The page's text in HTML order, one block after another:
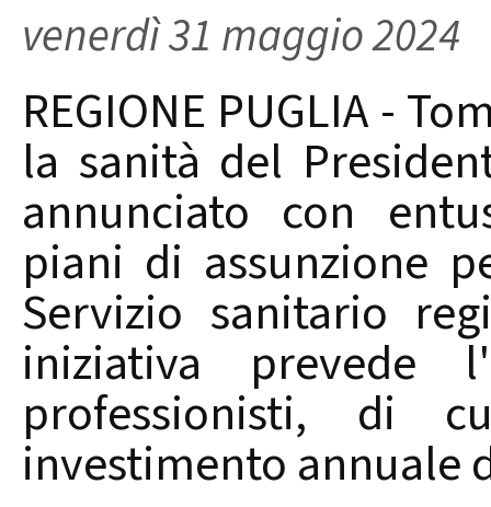
venerdì 31 maggio 2024
REGIONE PUGLIA -
la sanità del
annunciato con
piani di assunzione
Servizio sanitario
iniziativa prevede
professionisti, di
investimento annuale